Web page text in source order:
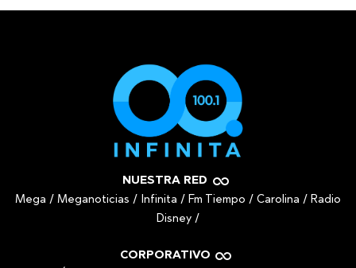
NUESTRA RED
Mega / Meganoticias / Infinita / Fm Tiempo / Carolina / Radio
Disney /
CORPORATIVO